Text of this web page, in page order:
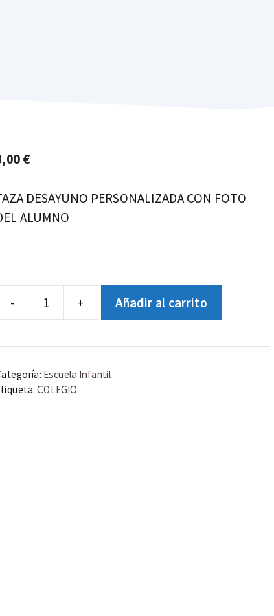
€
DESAYUNO PERSONALIZADA CON FOTO
ALUMNO
- + Añadir al carrito
Escuela Infantil
COLEGIO